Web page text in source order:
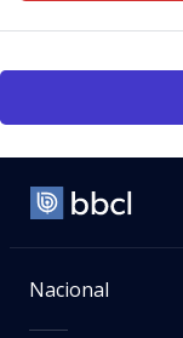
Nacional